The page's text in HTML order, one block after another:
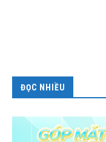
ĐỌC NHIỀU